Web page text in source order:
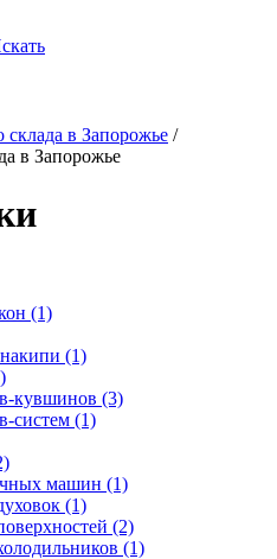
склада в Запорожье /
в Запорожье
(1)
(1)
кувшинов (3)
систем (1)
машин (1)
(1)
(2)
(1)